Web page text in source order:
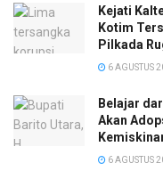
Kejati
Kotim
Pilkada
6 AGUSTUS
Belajar
Akan
6 AGUSTUS